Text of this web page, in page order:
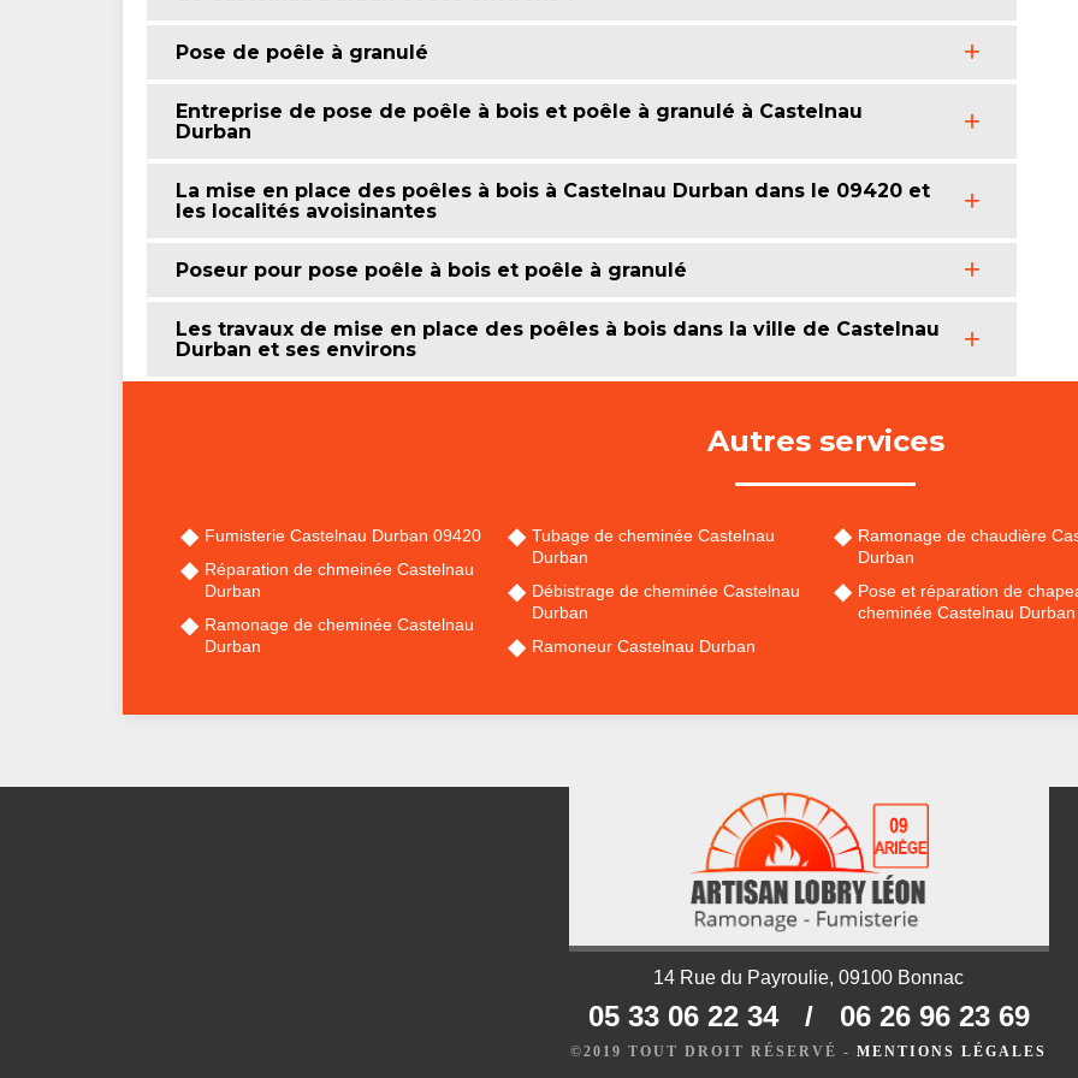
Pose de poêle à granulé
Entreprise de pose de poêle à bois et poêle à granulé à Castelnau
Durban
La mise en place des poêles à bois à Castelnau Durban dans le 09420 et
les localités avoisinantes
Poseur pour pose poêle à bois et poêle à granulé
Les travaux de mise en place des poêles à bois dans la ville de Castelnau
Durban et ses environs
Autres services
Fumisterie Castelnau Durban 09420
Réparation de chmeinée Castelnau
Durban
Ramonage de cheminée Castelnau
Durban
Tubage de cheminée Castelnau
Durban
Débistrage de cheminée Castelnau
Durban
Ramoneur Castelnau Durban
Ramonage de chaudière
Durban
Pose et réparation de
cheminée Castelnau Durban
14 Rue du Payroulie, 09100 Bonnac
05 33 06 22 34 / 06 26 96 23 69
©2019 TOUT DROIT RÉSERVÉ - MENTIONS LÉGALES